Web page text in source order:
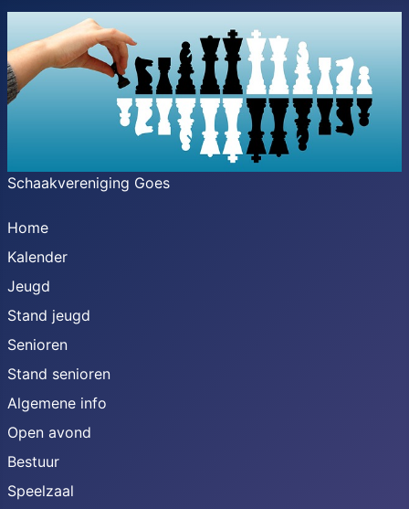
Schaakvereniging Goes
Home
Kalender
Jeugd
Stand jeugd
Senioren
Stand senioren
Algemene info
Open avond
Bestuur
Speelzaal